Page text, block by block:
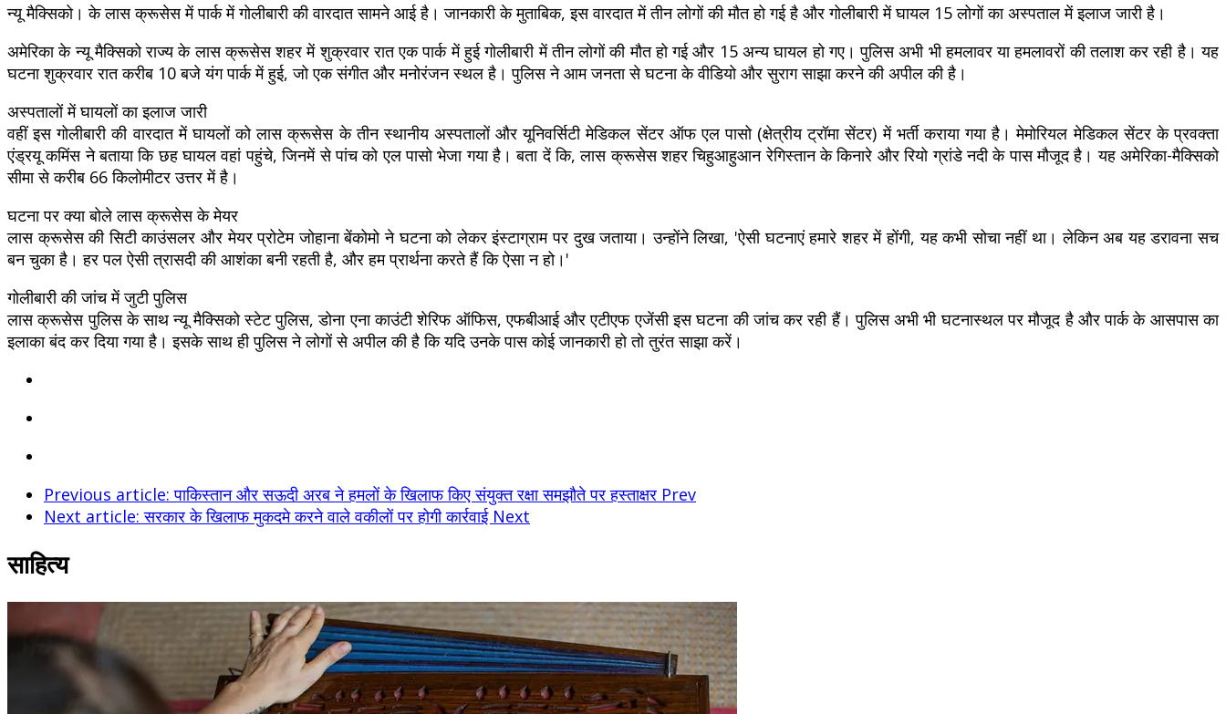
न्यू मैक्सिको। के लास क्रूसेस में पार्क में गोलीबारी की वारदात सामने आई है। जानकारी के मुताबिक, इस वारदात में तीन लोगों की मौत हो गई है और गोलीबारी में घायल 15 लोगों का अस्पताल में इलाज जारी है।
अमेरिका के न्यू मैक्सिको राज्य के लास क्रूसेस शहर में शुक्रवार रात एक पार्क में हुई गोलीबारी में तीन लोगों की मौत हो गई और 15 अन्य घायल हो गए। पुलिस अभी भी हमलावर या हमलावरों की तलाश कर रही है। यह
घटना शुक्रवार रात करीब 10 बजे यंग पार्क में हुई, जो एक संगीत और मनोरंजन स्थल है। पुलिस ने आम जनता से घटना के वीडियो और सुराग साझा करने की अपील की है।
अस्पतालों में घायलों का इलाज जारी
वहीं इस गोलीबारी की वारदात में घायलों को लास क्रूसेस के तीन स्थानीय अस्पतालों और यूनिवर्सिटी मेडिकल सेंटर ऑफ एल पासो (क्षेत्रीय ट्रॉमा सेंटर) में भर्ती कराया गया है। मेमोरियल मेडिकल सेंटर के प्रवक्ता
एंड्रयू कमिंस ने बताया कि छह घायल वहां पहुंचे, जिनमें से पांच को एल पासो भेजा गया है। बता दें कि, लास क्रूसेस शहर चिहुआहुआन रेगिस्तान के किनारे और रियो ग्रांडे नदी के पास मौजूद है। यह अमेरिका-मैक्सिको
सीमा से करीब 66 किलोमीटर उत्तर में है।
घटना पर क्या बोले लास क्रूसेस के मेयर
लास क्रूसेस की सिटी काउंसलर और मेयर प्रोटेम जोहाना बेंकोमो ने घटना को लेकर इंस्टाग्राम पर दुख जताया। उन्होंने लिखा, 'ऐसी घटनाएं हमारे शहर में होंगी, यह कभी सोचा नहीं था। लेकिन अब यह डरावना सच
बन चुका है। हर पल ऐसी त्रासदी की आशंका बनी रहती है, और हम प्रार्थना करते हैं कि ऐसा न हो।'
गोलीबारी की जांच में जुटी पुलिस
लास क्रूसेस पुलिस के साथ न्यू मैक्सिको स्टेट पुलिस, डोना एना काउंटी शेरिफ ऑफिस, एफबीआई और एटीएफ एजेंसी इस घटना की जांच कर रही हैं। पुलिस अभी भी घटनास्थल पर मौजूद है और पार्क के आसपास का
इलाका बंद कर दिया गया है। इसके साथ ही पुलिस ने लोगों से अपील की है कि यदि उनके पास कोई जानकारी हो तो तुरंत साझा करें।
Previous article: पाकिस्तान और सऊदी अरब ने हमलों के खिलाफ किए संयुक्त रक्षा समझौते पर हस्ताक्षर Prev
Next article: सरकार के खिलाफ मुकदमे करने वाले वकीलों पर होगी कार्रवाई Next
साहित्य